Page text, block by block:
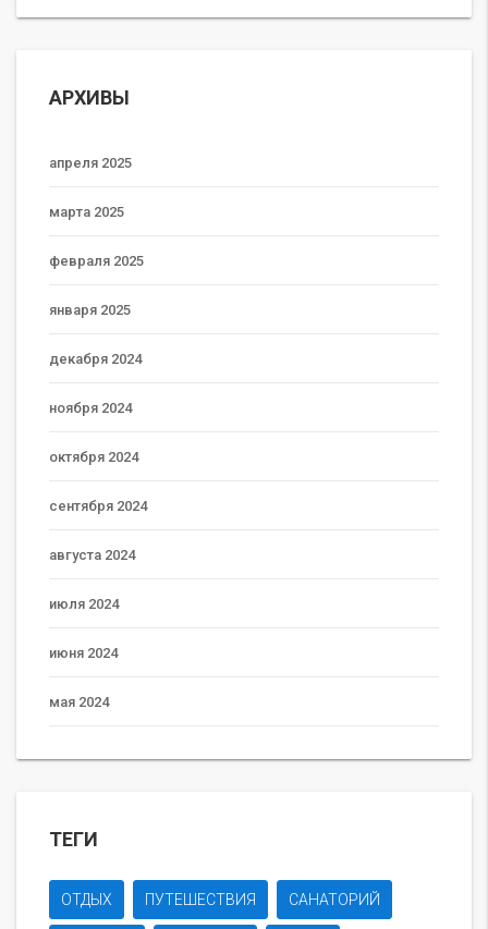
АРХИВЫ
апреля 2025
марта 2025
февраля 2025
января 2025
декабря 2024
ноября 2024
октября 2024
сентября 2024
августа 2024
июля 2024
июня 2024
мая 2024
ТЕГИ
ОТДЫХ ПУТЕШЕСТВИЯ САНАТОРИЙ